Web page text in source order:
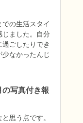
の生活スタイ
ました。自分
ごしたりでき
なかったんじ
写真付き報
思う点です。